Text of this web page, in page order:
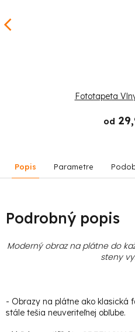
Fototapeta
od
Popis Parametre
Podrobný popis
Moderný obraz na plátne do
steny
- Obrazy na plátne ako klasická
stále tešia neuveriteľnej obľube.